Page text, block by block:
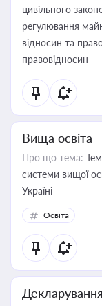
цивільного
регулювання
відносин та
правовідносин
Вища освіта
Про що тема:
системи вищої
Україні
Освіта